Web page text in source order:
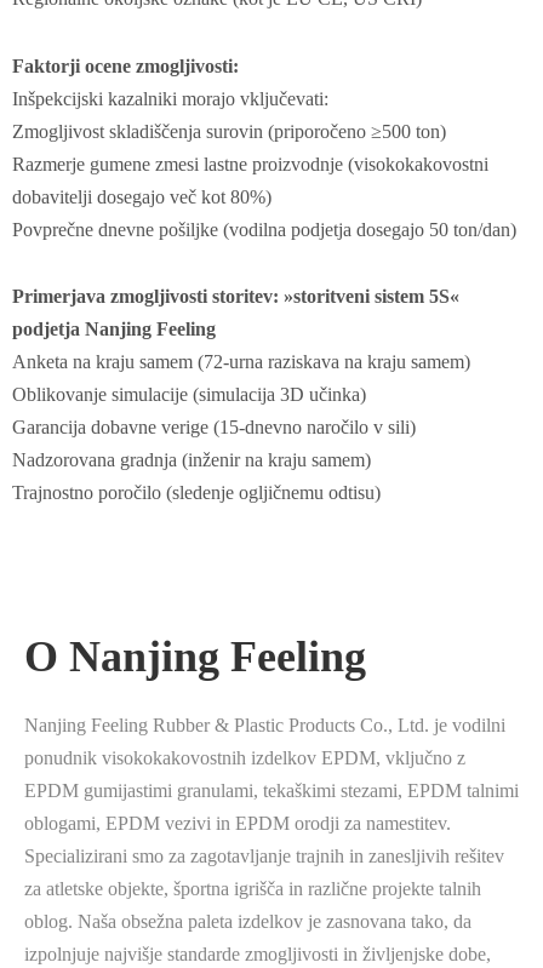
Faktorji ocene zmogljivosti:
Inšpekcijski kazalniki morajo vključevati:
Zmogljivost skladiščenja surovin (priporočeno ≥500 ton)
Razmerje gumene zmesi lastne proizvodnje (visokokakovostni
dobavitelji dosegajo več kot 80%)
Povprečne dnevne pošiljke (vodilna podjetja dosegajo 50 ton/dan)
Primerjava zmogljivosti storitev: »storitveni sistem 5S«
podjetja Nanjing Feeling
Anketa na kraju samem (72-urna raziskava na kraju samem)
Oblikovanje simulacije (simulacija 3D učinka)
Garancija dobavne verige (15-dnevno naročilo v sili)
Nadzorovana gradnja (inženir na kraju samem)
Trajnostno poročilo (sledenje ogljičnemu odtisu)
O Nanjing Feeling
Nanjing Feeling Rubber & Plastic Products Co., Ltd. je vodilni
ponudnik visokokakovostnih izdelkov EPDM, vključno z
EPDM gumijastimi granulami, tekaškimi stezami, EPDM talnimi
oblogami, EPDM vezivi in EPDM orodji za namestitev.
Specializirani smo za zagotavljanje trajnih in zanesljivih rešitev
za atletske objekte, športna igrišča in različne projekte talnih
oblog. Naša obsežna paleta izdelkov je zasnovana tako, da
izpolnjuje najvišje standarde zmogljivosti in življenjske dobe,